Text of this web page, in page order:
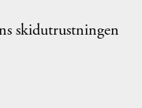
skidutrustningen